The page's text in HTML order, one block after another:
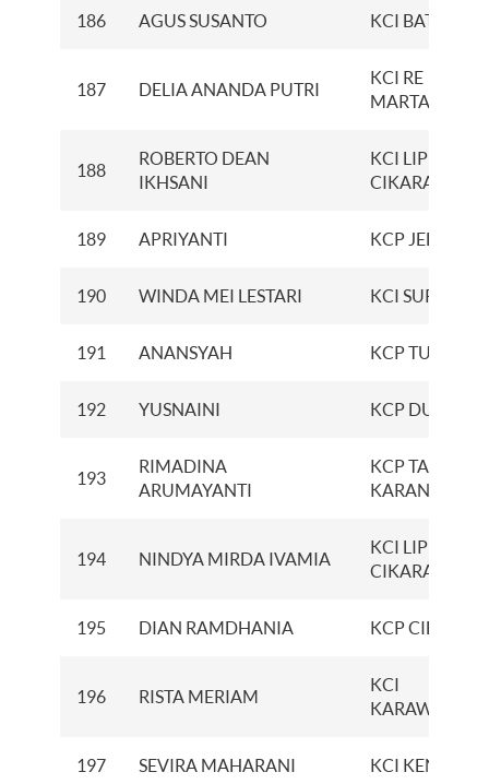
186 AGUS SUSANTO KCI BATAM
187 DELIA ANANDA PUTRI
KCI RE
188
ROBERTO DEAN
IKHSANI
KCI LIPPO
CIKARANG
189 APRIYANTI KCP
190 WINDA MEI LESTARI KCI
191 ANANSYAH KCP TUPAREV
192 YUSNAINI KCP DUMAI
193
RIMADINA
ARUMAYANTI
KCP TANJUNG
KARANG
194 NINDYA MIRDA IVAMIA
KCI LIPPO
CIKARANG
195 DIAN RAMDHANIA KCP
196 RISTA MERIAM
KCI
KARAWANG
197 SEVIRA MAHARANI KCI KENDARI